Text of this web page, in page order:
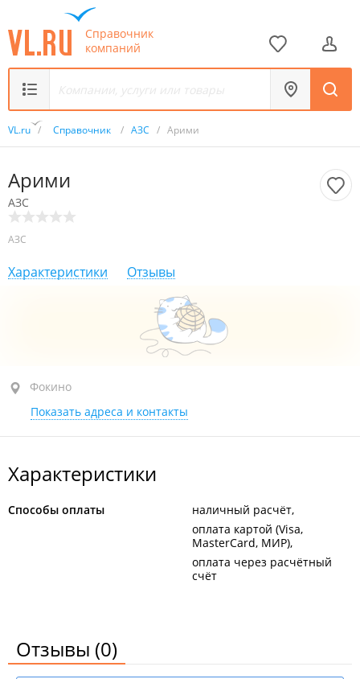
Справочник
компаний
VL.ru / Справочник / АЗС / Арими
Арими
АЗС
АЗС
Характеристики Отзывы
Фокино, ул. Тихоокеанская, 2
круглосуточно
Фокино
Показать адреса и контакты
Характеристики
Способы оплаты
наличный расчёт
оплата картой (Visa,
MasterCard, МИР)
оплата через расчётный
счёт
Отзывы (0)